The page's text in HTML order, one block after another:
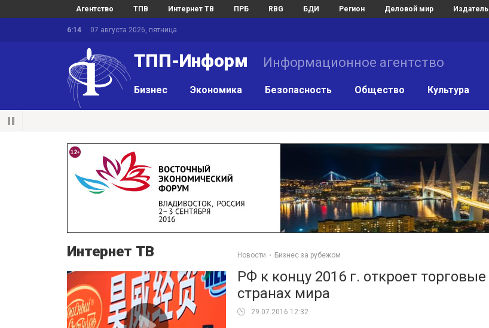
Агентство ТПВ Интернет ТВ ПРБ RBG БДИ Регион Деловой мир
6:14 07 августа 2026, пятница
ТПП-Информ Информационное агентство
Бизнес Экономика Безопасность Общество Культура
Интернет ТВ Новости Бизнес за рубежом
РФ к концу 2016 г. откроет
странах мира
29.07.2016 12:32